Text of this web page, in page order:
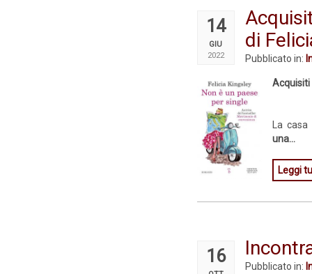
14
GIU
2022
di
Pubblicato in:
Acquisiti
La
una...
Leggi
16 Pubblicato in: